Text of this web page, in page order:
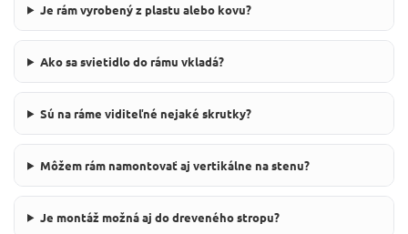
Je rám vyrobený z plastu alebo kovu?
Ako sa svietidlo do rámu vkladá?
Sú na ráme viditeľné nejaké skrutky?
Môžem rám namontovať aj vertikálne na stenu?
Je montáž možná aj do dreveného stropu?